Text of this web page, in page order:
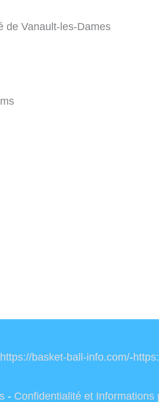
de Vanault-les-Dames
https://basket-ball-info.com/-
- Confidentialité et Informations